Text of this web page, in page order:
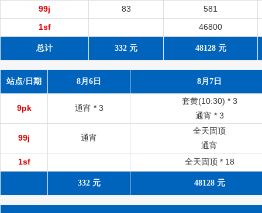
99j
83
581
1sf
46800
总计 332 元 48128 元
站点/日期 8月6日 8月7日
9pk 通宵 * 3
套黄(10:30) * 3
通宵 * 3
99j 通宵
全天固顶
通宵
1sf
全天固顶 * 18
332 元 48128 元